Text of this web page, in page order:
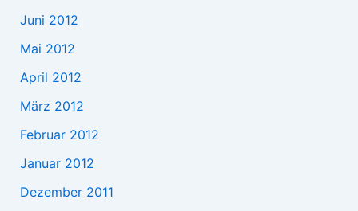
Juni 2012
Mai 2012
April 2012
März 2012
Februar 2012
Januar 2012
Dezember 2011